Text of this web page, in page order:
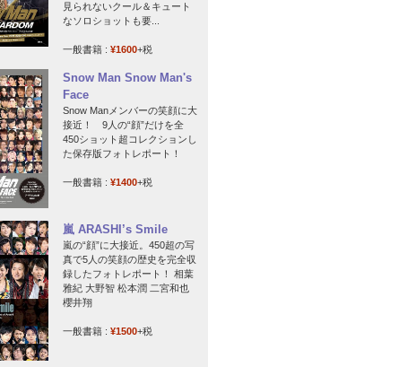
見られないクール＆キュート
なソロショットも要...
一般書籍 : ¥1600+税
Snow Man Snow Man's
Face
Snow Manメンバーの笑顔に大
接近！ 9人の“顔”だけを全
450ショット超コレクションし
た保存版フォトレポート！
一般書籍 : ¥1400+税
嵐 ARASHI’s Smile
嵐の“顔”に大接近。450超の写
真で5人の笑顔の歴史を完全収
録したフォトレポート！ 相葉
雅紀 大野智 松本潤 二宮和也
櫻井翔
一般書籍 : ¥1500+税